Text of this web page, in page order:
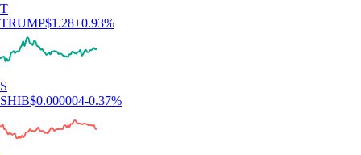
T
TRUMP$1.28+0.93%
S
SHIB$0.000004-0.37%